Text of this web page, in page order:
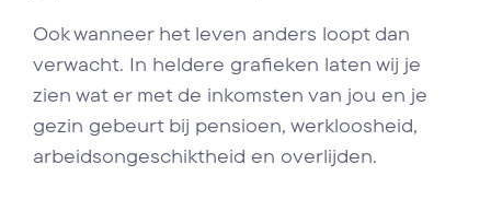
Ook wanneer het leven anders loopt dan
verwacht. In heldere grafieken laten wij je
zien wat er met de inkomsten van jou en je
gezin gebeurt bij pensioen, werkloosheid,
arbeidsongeschiktheid en overlijden.